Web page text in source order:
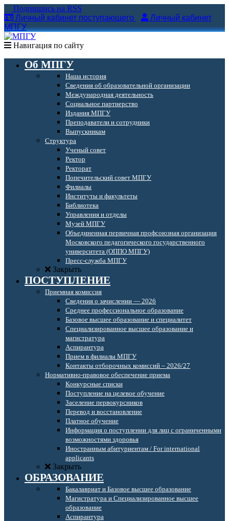
Подпишись на RSS
Личный кабинет поступающего
Личный кабинет
МПГУ
Навигация по сайту
Об МПГУ
Наша история
Сведения об образовательной организации
Международная деятельность
Социальное партнерство
Издания МПГУ
Преподаватели и сотрудники
Выпускникам
Структура
Ученый совет
Ректор
Ректорат
Попечительский совет МПГУ
Филиалы
Институты и факультеты
Библиотека
Управления и отделы
Музей МПГУ
Объединенная первичная профсоюзная организация
Московского педагогического государственного
университета (ОППО МПГУ)
Пресс-служба МПГУ
Закрыть
ПОСТУПЛЕНИЕ
Приемная комиссия
Сведения о зачислении — 2026
Среднее профессиональное образование
Базовое высшее образование и специалитет
Специализированное высшее образование и
магистратура
Аспирантура
Прием в филиалы МПГУ
Контакты отборочных комиссий – 2026/27
Нормативно-правовое обеспечение приема
Конкурсные списки
Поступление на целевое обучение
Заселение первокурсников
Перевод и восстановление
Платное обучение
Информация о поступлении для лиц с ограниченными
возможностями здоровья
Иностранным абитуриентам / For international
applicants
Закрыть
ОБРАЗОВАНИЕ
Бакалавриат и Базовое высшее образование
Магистратура и Специализированное высшее
образование
Аспирантура